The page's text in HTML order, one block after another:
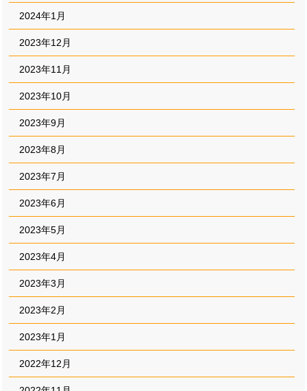
2024年1月
2023年12月
2023年11月
2023年10月
2023年9月
2023年8月
2023年7月
2023年6月
2023年5月
2023年4月
2023年3月
2023年2月
2023年1月
2022年12月